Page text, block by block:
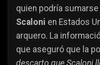
quien podría
Scaloni en Estados
arquero. La
que aseguró que la
descarto que Scaloni